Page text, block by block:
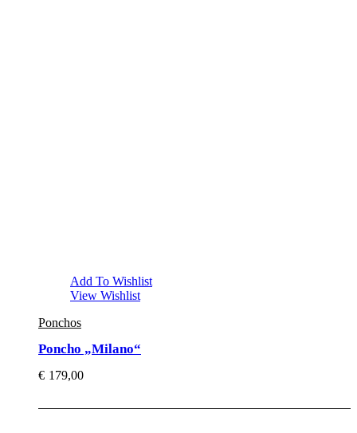
Add To Wishlist
View Wishlist
Ponchos
Poncho „Milano“
€ 179,00